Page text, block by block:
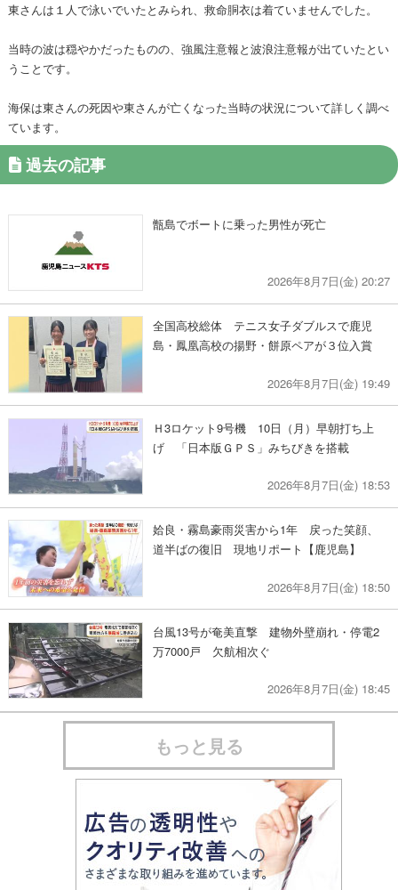
東さんは１人で泳いでいたとみられ、救命胴衣は着ていませんでした。
当時の波は穏やかだったものの、強風注意報と波浪注意報が出ていたとい
うことです。
海保は東さんの死因や東さんが亡くなった当時の状況について詳しく調べ
ています。
過去の記事
甑島でボートに乗った男性が死亡
2026年8月7日(金) 20:27
全国高校総体 テニス女子ダブルスで鹿児
島・鳳凰高校の揚野・餅原ペアが３位入賞
2026年8月7日(金) 19:49
Ｈ3ロケット9号機 10日（月）早朝打ち上
げ 「日本版ＧＰＳ」みちびきを搭載
2026年8月7日(金) 18:53
姶良・霧島豪雨災害から1年 戻った笑顔、
道半ばの復旧 現地リポート【鹿児島】
2026年8月7日(金) 18:50
台風13号が奄美直撃 建物外壁崩れ・停電2
万7000戸 欠航相次ぐ
2026年8月7日(金) 18:45
もっと見る